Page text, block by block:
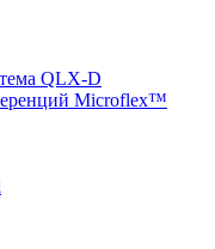
QLX-D
Microflex™